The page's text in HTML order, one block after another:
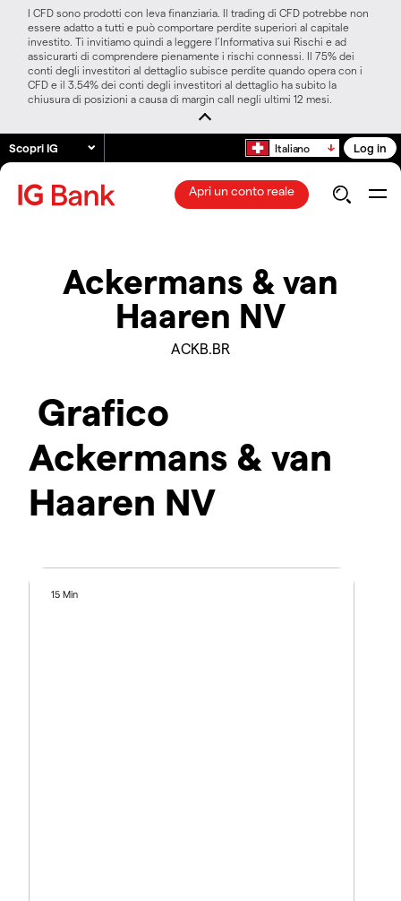
I CFD sono prodotti con leva finanziaria. Il trading di CFD potrebbe non
essere adatto a tutti e può comportare perdite superiori al capitale
investito. Ti invitiamo quindi a leggere l’Informativa sui Rischi e ad
assicurarti di comprendere pienamente i rischi connessi. Il 75% dei
conti degli investitori al dettaglio subisce perdite quando opera con i
CFD e il 3.54% dei conti degli investitori al dettaglio ha subito la
chiusura di posizioni a causa di margin call negli ultimi 12 mesi.
Scopri IG Italiano Log in
Apri un conto reale
Ackermans & van
Haaren NV
ACKB.BR
Grafico
Ackermans & van
Haaren NV
15 Min